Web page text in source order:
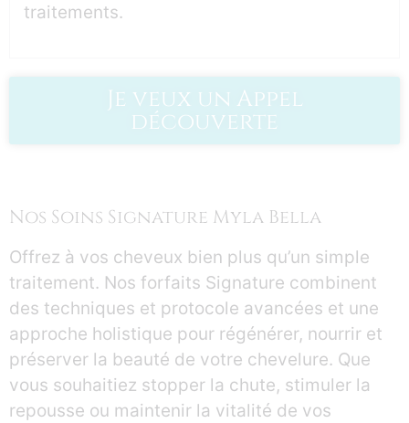
traitements.
Je veux un Appel
découverte
Nos Soins Signature Myla Bella
Offrez à vos cheveux bien plus qu’un simple
traitement. Nos forfaits Signature combinent
des techniques et protocole avancées et une
approche holistique pour régénérer, nourrir et
préserver la beauté de votre chevelure. Que
vous souhaitiez stopper la chute, stimuler la
repousse ou maintenir la vitalité de vos